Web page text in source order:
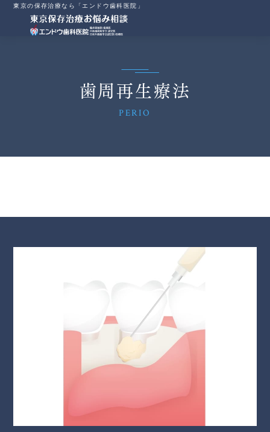
東京の保存治療なら「エンドウ歯科医院」
歯周再生療法
PERIO